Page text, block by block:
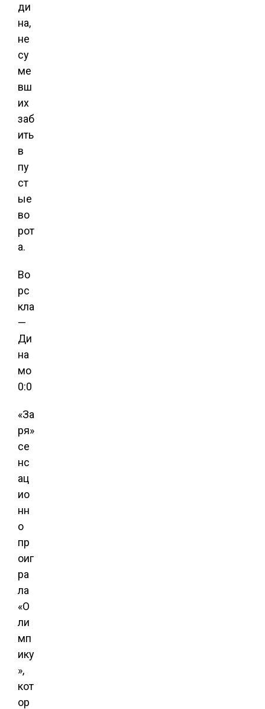
ди
на,
не
су
ме
вш
их
заб
ить
в
пу
ст
ые
во
рот
а.
Во
рс
кла
—
Ди
на
мо
0:0
«За
ря»
се
нс
ац
ио
нн
о
пр
оиг
ра
ла
«О
ли
мп
ику
»,
кот
ор